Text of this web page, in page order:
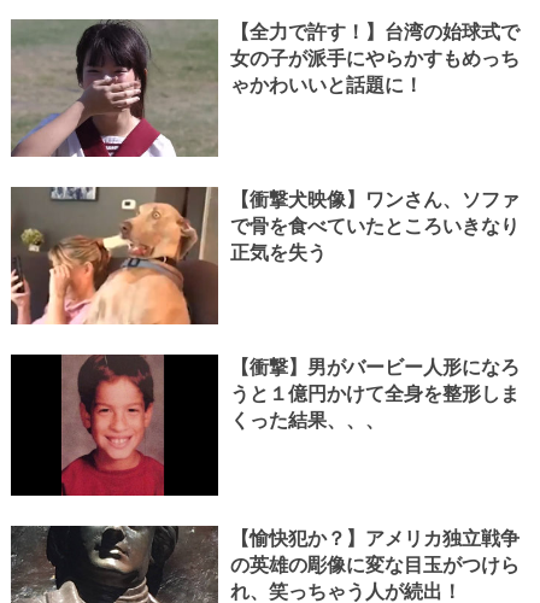
【全力で許す！】台湾の始球式で
女の子が派手にやらかすもめっち
ゃかわいいと話題に！
【衝撃犬映像】ワンさん、ソファ
で骨を食べていたところいきなり
正気を失う
【衝撃】男がバービー人形になろ
うと１億円かけて全身を整形しま
くった結果、、、
【愉快犯か？】アメリカ独立戦争
の英雄の彫像に変な目玉がつけら
れ、笑っちゃう人が続出！